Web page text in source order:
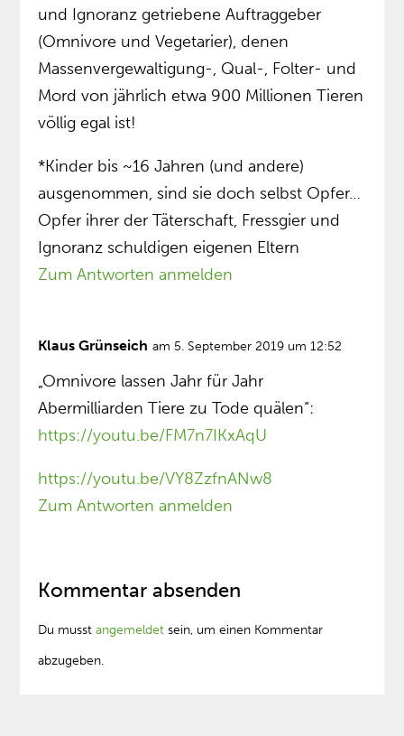
und Ignoranz getriebene Auftraggeber
(Omnivore und Vegetarier), denen
Massenvergewaltigung-, Qual-, Folter- und
Mord von jährlich etwa 900 Millionen Tieren
völlig egal ist!
*Kinder bis ~16 Jahren (und andere)
ausgenommen, sind sie doch selbst Opfer…
Opfer ihrer der Täterschaft, Fressgier und
Ignoranz schuldigen eigenen Eltern
Zum Antworten anmelden
Klaus Grünseich am 5. September 2019 um 12:52
„Omnivore lassen Jahr für Jahr
Abermilliarden Tiere zu Tode quälen“:
https://youtu.be/FM7n7IKxAqU
https://youtu.be/VY8ZzfnANw8
Zum Antworten anmelden
Kommentar absenden
Du musstangemeldet sein, um einen Kommentar
abzugeben.